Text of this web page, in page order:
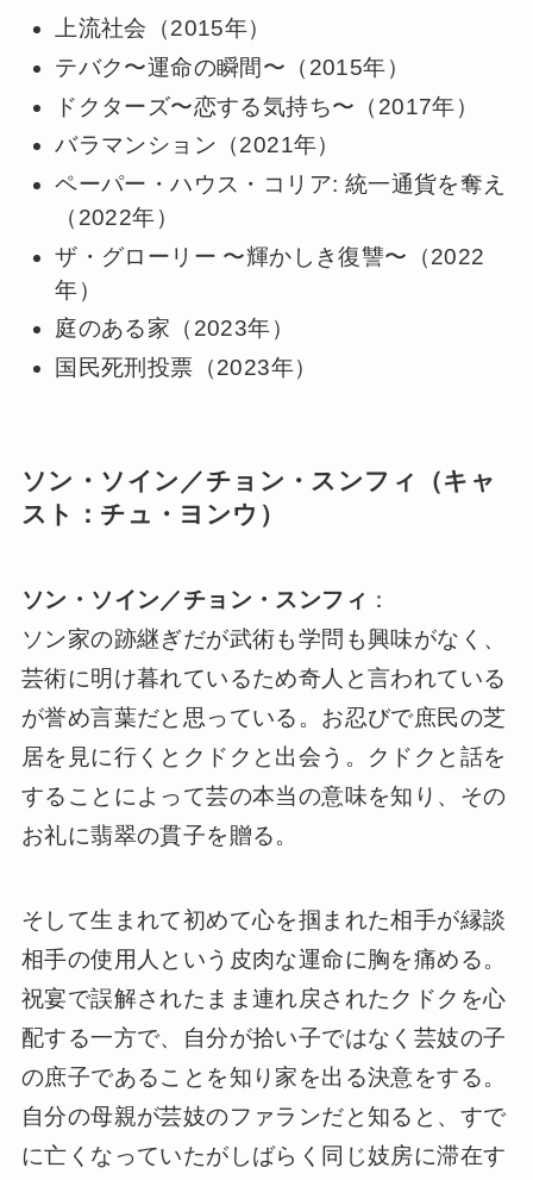
上流社会（2015年）
テバク〜運命の瞬間〜（2015年）
ドクターズ〜恋する気持ち〜（2017年）
バラマンション（2021年）
ペーパー・ハウス・コリア: 統一通貨を奪え
（2022年）
ザ・グローリー 〜輝かしき復讐〜（2022
年）
庭のある家（2023年）
国民死刑投票（2023年）
ソン・ソイン／チョン・スンフィ（キャ
スト：チュ・ヨンウ）
ソン・ソイン／チョン・スンフィ ：
ソン家の跡継ぎだが武術も学問も興味がなく、
芸術に明け暮れているため奇人と言われている
が誉め言葉だと思っている。お忍びで庶民の芝
居を見に行くとクドクと出会う。クドクと話を
することによって芸の本当の意味を知り、その
お礼に翡翠の貫子を贈る。
そして生まれて初めて心を掴まれた相手が縁談
相手の使用人という皮肉な運命に胸を痛める。
祝宴で誤解されたまま連れ戻されたクドクを心
配する一方で、自分が拾い子ではなく芸妓の子
の庶子であることを知り家を出る決意をする。
自分の母親が芸妓のファランだと知ると、すで
に亡くなっていたがしばらく同じ妓房に滞在す